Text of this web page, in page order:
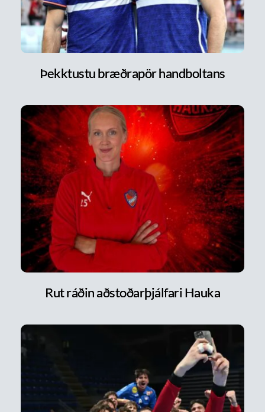
Þekktustu bræðrapör handboltans
Rut ráðin aðstoðarþjálfari Hauka